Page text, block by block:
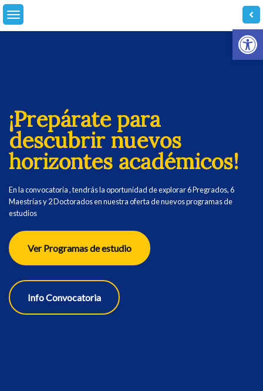
Skip
content
¡Prepárate para
descubrir nuevos
horizontes académicos!
En la convocatoria , tendrás la oportunidad de explorar 6 Pregrados, 6
Maestrías y 2 Doctorados en nuestra oferta de nuevos programas de
estudios
Ver Programas de estudio
Info Convocatoria